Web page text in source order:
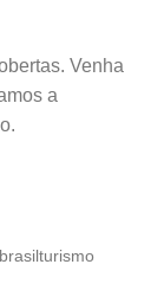
Venha
a